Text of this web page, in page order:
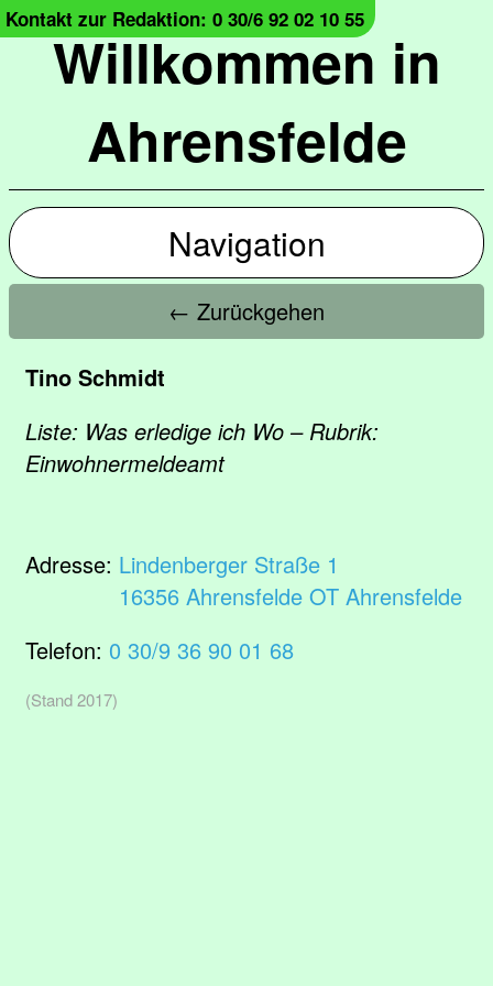
Willkommen in
Ahrensfelde
Kontakt zur Redaktion: 0 30/6 92 02 10 55
Navigation
← Zurückgehen
Tino Schmidt
Liste: Was erledige ich Wo – Rubrik:
Einwohnermeldeamt
Adresse: Lindenberger Straße 1
16356 Ahrensfelde OT Ahrensfelde
Telefon: 0 30/9 36 90 01 68
(Stand 2017)